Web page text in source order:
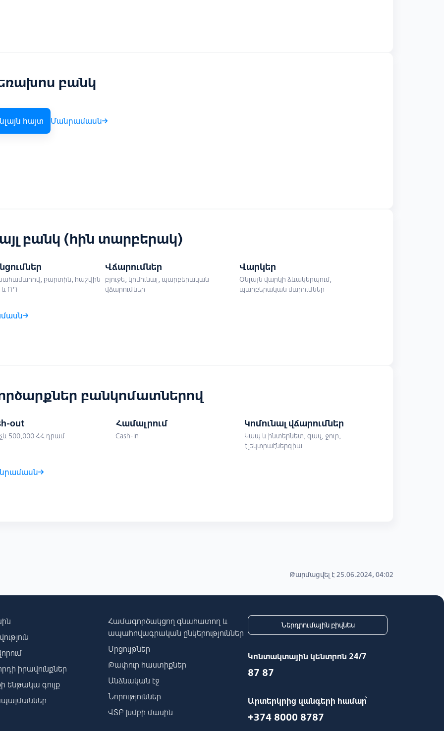
բանկ
հայտ Մանրամասն
բանկ (հին տարբերակ)
քարտին, հաշվին
և ՌԴ
Վճարումներ
բյուջե, կոմունալ, պարբերական
վճարումներ
Վարկեր
Օնլայն վարկի ձևակերպում,
պարբերական մարումներ
բանկոմատներով
out
500,000 ՀՀ դրամ
Համալրում
Cash-in
Կոմունալ վճարումներ
Կապ և ինտերնետ, գազ, ջուր,
էլեկտրաէներգիա
Թարմացվել է 25.06.2024, 04:02
իրավունքներ
ենթակա գույք
Համագործակցող գնահատող և
ապահովագրական ընկերություններ
Մրցույթներ
Թափուր հաստիքներ
Անձնական էջ
Նորություններ
ՎՏԲ խմբի մասին
Ներդրումային բիզնես
Կոնտակտային կենտրոն 24/7
87 87
Արտերկրից զանգերի համար՝
+374 8000 8787